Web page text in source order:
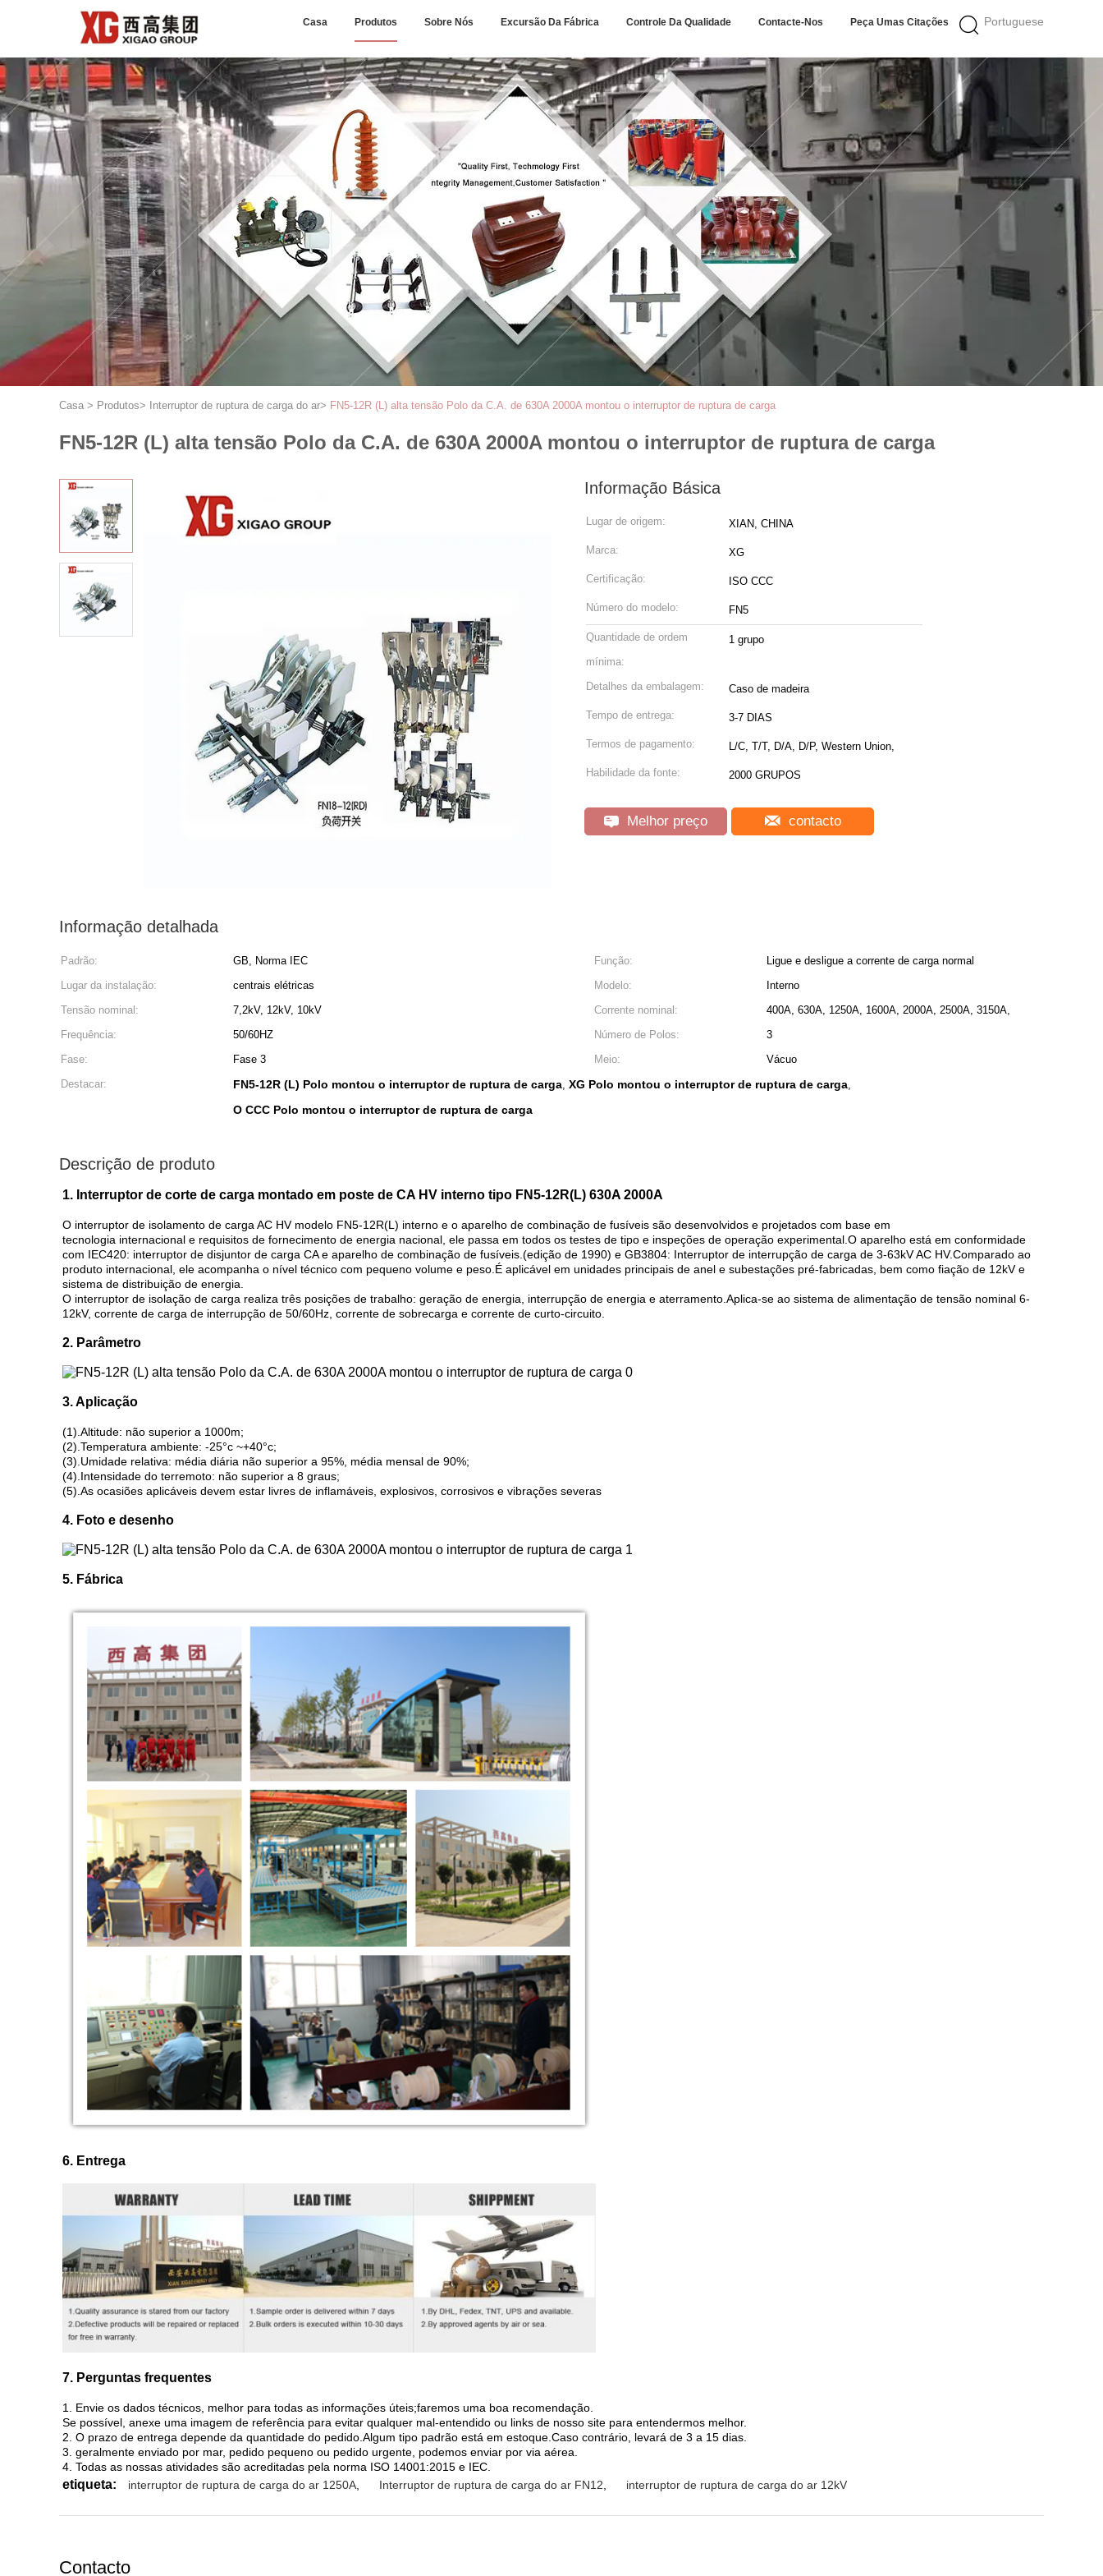
Portuguese
Casa Produtos Sobre Nós Excursão Da Fábrica Controle Da Qualidade Contacte-Nos Peça Umas Citações
Casa > Produtos> Interruptor de ruptura de carga do ar> FN5-12R (L) alta tensão Polo da C.A. de 630A 2000A montou o interruptor de ruptura de carga
FN5-12R (L) alta tensão Polo da C.A. de 630A 2000A montou o interruptor de ruptura de carga
Informação Básica
Lugar de origem: XIAN, CHINA
Marca: XG
Certificação: ISO CCC
Número do modelo: FN5
Quantidade de ordem
mínima:
1 grupo
Detalhes da embalagem: Caso de madeira
Tempo de entrega: 3-7 DIAS
Termos de pagamento: L/C, T/T, D/A, D/P, Western Union,
Habilidade da fonte: 2000 GRUPOS
Melhor preço contacto
Informação detalhada
Padrão: GB, Norma IEC Função:
Ligue e desligue a corrente de carga normal
Lugar da instalação:
centrais elétricas Modelo:
Interno
Tensão nominal:
7,2kV, 12kV, 10kV Corrente nominal:
400A, 630A, 1250A, 1600A, 2000A, 2500A, 3150A,
Frequência:
50/60HZ Número de Polos:
3
Fase:
Fase 3 Meio:
Vácuo
Destacar:
FN5-12R (L) Polo montou o interruptor de ruptura de carga, XG Polo montou o interruptor de ruptura de carga,
O CCC Polo montou o interruptor de ruptura de carga
Descrição de produto
1. Interruptor de corte de carga montado em poste de CA HV interno tipo FN5-12R(L) 630A 2000A
O interruptor de isolamento de carga AC HV modelo FN5-12R(L) interno e o aparelho de combinação de fusíveis são desenvolvidos e projetados com base em
tecnologia internacional e requisitos de fornecimento de energia nacional, ele passa em todos os testes de tipo e inspeções de operação experimental.O aparelho está em conformidade
com IEC420: interruptor de disjuntor de carga CA e aparelho de combinação de fusíveis.(edição de 1990) e GB3804: Interruptor de interrupção de carga de 3-63kV AC HV.Comparado ao
produto internacional, ele acompanha o nível técnico com pequeno volume e peso.É aplicável em unidades principais de anel e subestações pré-fabricadas, bem como fiação de 12kV e
sistema de distribuição de energia.
O interruptor de isolação de carga realiza três posições de trabalho: geração de energia, interrupção de energia e aterramento.Aplica-se ao sistema de alimentação de tensão nominal 6-
12kV, corrente de carga de interrupção de 50/60Hz, corrente de sobrecarga e corrente de curto-circuito.
2. Parâmetro
3. Aplicação
(1).Altitude: não superior a 1000m;
(2).Temperatura ambiente: -25°c ~+40°c;
(3).Umidade relativa: média diária não superior a 95%, média mensal de 90%;
(4).Intensidade do terremoto: não superior a 8 graus;
(5).As ocasiões aplicáveis ​​devem estar livres de inflamáveis, explosivos, corrosivos e vibrações severas
4. Foto e desenho
5. Fábrica
6. Entrega
7. Perguntas frequentes
1. Envie os dados técnicos, melhor para todas as informações úteis;faremos uma boa recomendação.
Se possível, anexe uma imagem de referência para evitar qualquer mal-entendido ou links de nosso site para entendermos melhor.
2. O prazo de entrega depende da quantidade do pedido.Algum tipo padrão está em estoque.Caso contrário, levará de 3 a 15 dias.
3. geralmente enviado por mar, pedido pequeno ou pedido urgente, podemos enviar por via aérea.
4. Todas as nossas atividades são acreditadas pela norma ISO 14001:2015 e IEC.
etiqueta: interruptor de ruptura de carga do ar 1250A Interruptor de ruptura de carga do ar FN12 interruptor de ruptura de carga do ar 12kV
Contacto